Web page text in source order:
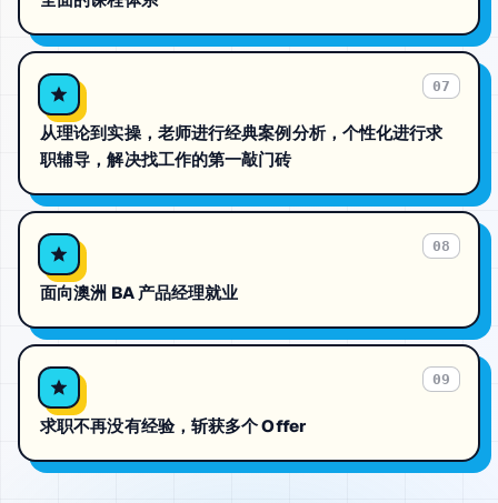
07
从理论到实操，老师进行经典案例分析，个性化进行求
职辅导，解决找工作的第一敲门砖
08
面向澳洲 BA 产品经理就业
09
求职不再没有经验，斩获多个 Offer